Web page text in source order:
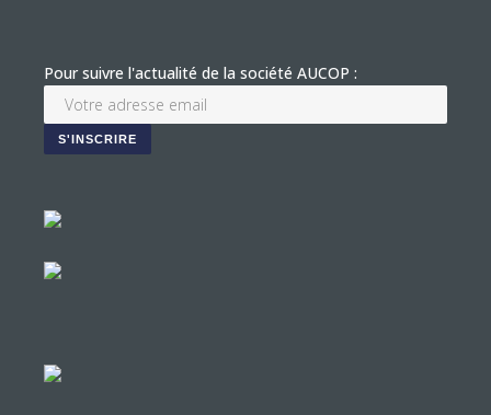
Pour suivre l'actualité de la société AUCOP :